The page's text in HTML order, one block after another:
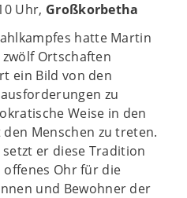
Uhr, Großkorbetha
hatte Martin
zwölf Ortschaften
ein Bild von den
zu
Weise in den
Menschen zu treten.
er diese Tradition
Ohr für die
und Bewohner der